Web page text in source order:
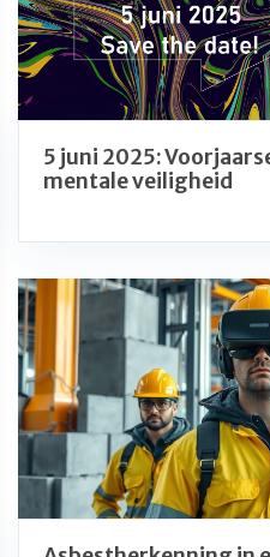
5 juni 2025:
mentale veiligheid